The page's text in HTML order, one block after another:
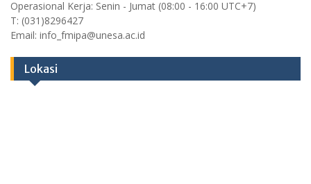
Operasional Kerja: Senin - Jumat (08:00 - 16:00 UTC+7)
T: (031)8296427
Email: info_fmipa@unesa.ac.id
Lokasi